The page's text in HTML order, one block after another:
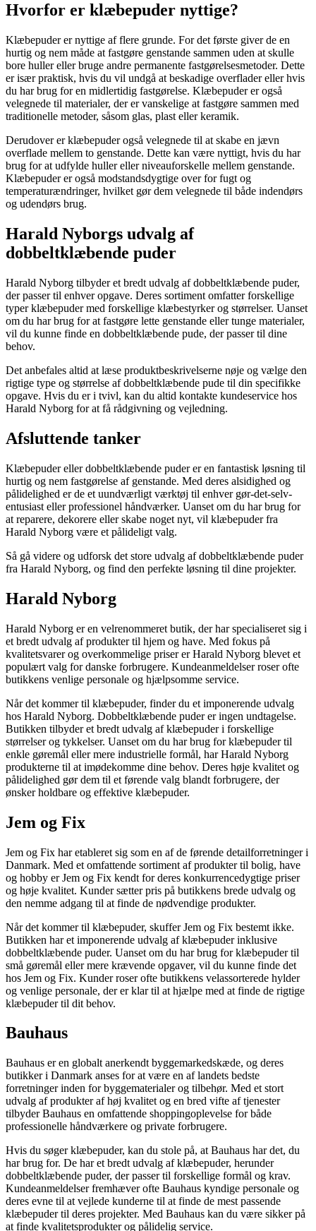
Hvorfor er klæbepuder nyttige?
Klæbepuder er nyttige af flere grunde. For det første giver de en
hurtig og nem måde at fastgøre genstande sammen uden at skulle
bore huller eller bruge andre permanente fastgørelsesmetoder. Dette
er især praktisk, hvis du vil undgå at beskadige overflader eller hvis
du har brug for en midlertidig fastgørelse. Klæbepuder er også
velegnede til materialer, der er vanskelige at fastgøre sammen med
traditionelle metoder, såsom glas, plast eller keramik.
Derudover er klæbepuder også velegnede til at skabe en jævn
overflade mellem to genstande. Dette kan være nyttigt, hvis du har
brug for at udfylde huller eller niveauforskelle mellem genstande.
Klæbepuder er også modstandsdygtige over for fugt og
temperaturændringer, hvilket gør dem velegnede til både indendørs
og udendørs brug.
Harald Nyborgs udvalg af
dobbeltklæbende puder
Harald Nyborg tilbyder et bredt udvalg af dobbeltklæbende puder,
der passer til enhver opgave. Deres sortiment omfatter forskellige
typer klæbepuder med forskellige klæbestyrker og størrelser. Uanset
om du har brug for at fastgøre lette genstande eller tunge materialer,
vil du kunne finde en dobbeltklæbende pude, der passer til dine
behov.
Det anbefales altid at læse produktbeskrivelserne nøje og vælge den
rigtige type og størrelse af dobbeltklæbende pude til din specifikke
opgave. Hvis du er i tvivl, kan du altid kontakte kundeservice hos
Harald Nyborg for at få rådgivning og vejledning.
Afsluttende tanker
Klæbepuder eller dobbeltklæbende puder er en fantastisk løsning til
hurtig og nem fastgørelse af genstande. Med deres alsidighed og
pålidelighed er de et uundværligt værktøj til enhver gør-det-selv-
entusiast eller professionel håndværker. Uanset om du har brug for
at reparere, dekorere eller skabe noget nyt, vil klæbepuder fra
Harald Nyborg være et pålideligt valg.
Så gå videre og udforsk det store udvalg af dobbeltklæbende puder
fra Harald Nyborg, og find den perfekte løsning til dine projekter.
Harald Nyborg
Harald Nyborg er en velrenommeret butik, der har specialiseret sig i
et bredt udvalg af produkter til hjem og have. Med fokus på
kvalitetsvarer og overkommelige priser er Harald Nyborg blevet et
populært valg for danske forbrugere. Kundeanmeldelser roser ofte
butikkens venlige personale og hjælpsomme service.
Når det kommer til klæbepuder, finder du et imponerende udvalg
hos Harald Nyborg. Dobbeltklæbende puder er ingen undtagelse.
Butikken tilbyder et bredt udvalg af klæbepuder i forskellige
størrelser og tykkelser. Uanset om du har brug for klæbepuder til
enkle gøremål eller mere industrielle formål, har Harald Nyborg
produkterne til at imødekomme dine behov. Deres høje kvalitet og
pålidelighed gør dem til et førende valg blandt forbrugere, der
ønsker holdbare og effektive klæbepuder.
Jem og Fix
Jem og Fix har etableret sig som en af de førende detailforretninger i
Danmark. Med et omfattende sortiment af produkter til bolig, have
og hobby er Jem og Fix kendt for deres konkurrencedygtige priser
og høje kvalitet. Kunder sætter pris på butikkens brede udvalg og
den nemme adgang til at finde de nødvendige produkter.
Når det kommer til klæbepuder, skuffer Jem og Fix bestemt ikke.
Butikken har et imponerende udvalg af klæbepuder inklusive
dobbeltklæbende puder. Uanset om du har brug for klæbepuder til
små gøremål eller mere krævende opgaver, vil du kunne finde det
hos Jem og Fix. Kunder roser ofte butikkens velassorterede hylder
og venlige personale, der er klar til at hjælpe med at finde de rigtige
klæbepuder til dit behov.
Bauhaus
Bauhaus er en globalt anerkendt byggemarkedskæde, og deres
butikker i Danmark anses for at være en af landets bedste
forretninger inden for byggematerialer og tilbehør. Med et stort
udvalg af produkter af høj kvalitet og en bred vifte af tjenester
tilbyder Bauhaus en omfattende shoppingoplevelse for både
professionelle håndværkere og private forbrugere.
Hvis du søger klæbepuder, kan du stole på, at Bauhaus har det, du
har brug for. De har et bredt udvalg af klæbepuder, herunder
dobbeltklæbende puder, der passer til forskellige formål og krav.
Kundeanmeldelser fremhæver ofte Bauhaus kyndige personale og
deres evne til at vejlede kunderne til at finde de mest passende
klæbepuder til deres projekter. Med Bauhaus kan du være sikker på
at finde kvalitetsprodukter og pålidelig service.